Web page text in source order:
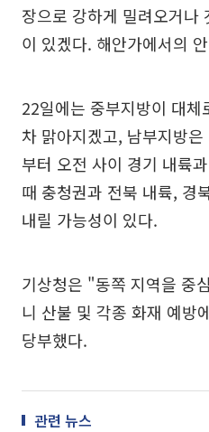
장으로 강하게 밀려오거나
이 있겠다. 해안가에서의
22일에는 중부지방이 대
차 맑아지겠고, 남부지방
부터 오전 사이 경기 내륙
때 충청권과 전북 내륙, 경
내릴 가능성이 있다.
기상청은 "동쪽 지역을 중
니 산불 및 각종 화재 예방
당부했다.
관련 뉴스